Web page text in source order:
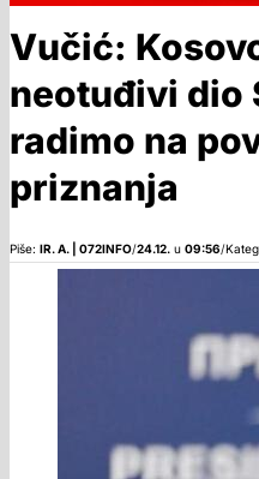
Vučić:
neotuđivi dio
radimo na
priznanja
Piše: IR. A. | 072INFO/24.12. u 09:56/